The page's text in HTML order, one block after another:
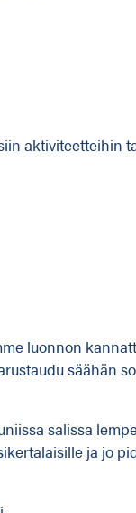
aktiviteetteihin
luonnon
säähän
salissa
ja jo